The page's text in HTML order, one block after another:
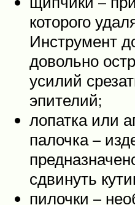
которого
Инструмент
довольно
усилий
эпителий;
лопатка или
палочка –
сдвинуть
пилочки –